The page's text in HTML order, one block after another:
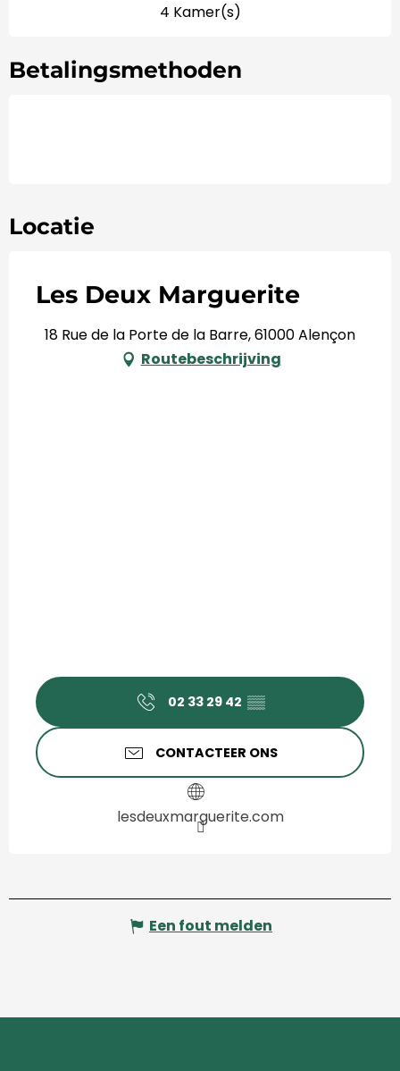
4 Kamer(s)
Betalingsmethoden
Locatie
Les Deux Marguerite
18 Rue de la Porte de la Barre, 61000 Alençon
Routebeschrijving
02 33 29 42 ▒▒
CONTACTEER ONS
lesdeuxmarguerite.com
Een fout melden